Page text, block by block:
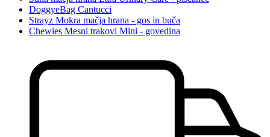
DoggyeBag Cantucci
Strayz Mokra mačja hrana - gos in buča
Chewies Mesni trakovi Mini - govedina